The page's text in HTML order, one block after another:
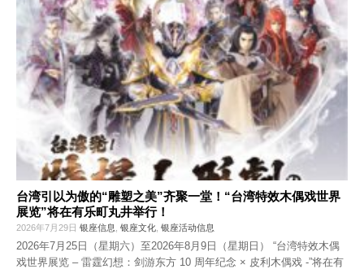
台湾引以为傲的“雕塑之美”齐聚一堂！“台湾特效木偶戏世界
展览”将在有乐町丸井举行！
2026年7月29日 银座信息 银座文化 银座活动信息
2026年7月25日（星期六）至2026年8月9日（星期日） “台湾特效木偶
戏世界展览 – 雷霆幻想：剑游东方 10 周年纪念 × 皮利木偶戏 -”将在有